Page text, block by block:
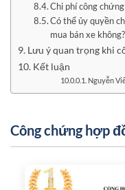
Chi phí công
Có thể ủy quyền
mua bán xe không?
Lưu ý quan trọng khi
Kết luận
Nguyễn
Công chứng hợp